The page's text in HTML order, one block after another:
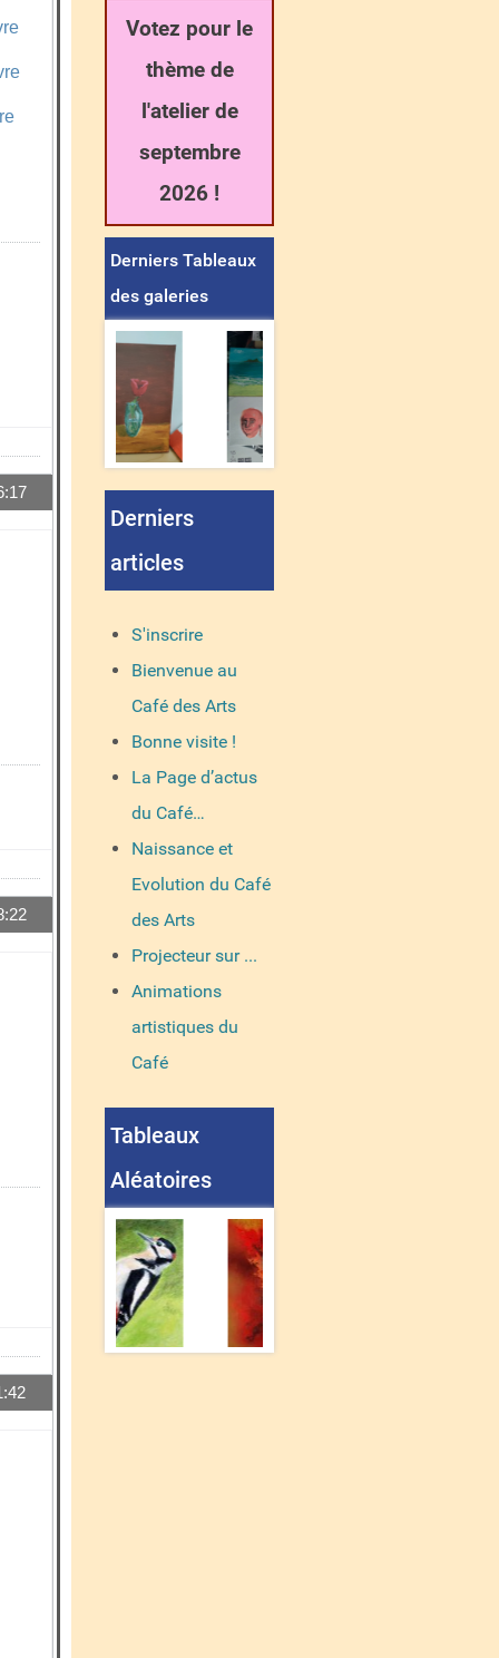
Votez pour le
thème de
l'atelier de
septembre
2026 !
Derniers Tableaux
des galeries
Derniers
articles
S'inscrire
Bienvenue au
Café des Arts
Bonne visite !
La Page d’actus
du Café…
Naissance et
Evolution du Café
des Arts
Projecteur sur ...
Animations
artistiques du
Café
Tableaux
Aléatoires